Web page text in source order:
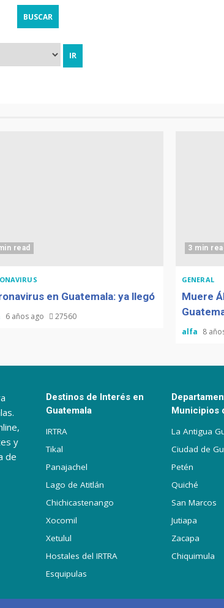
read
en Guatemala: ya llegó
6 años ago 27560
3 min
GENERAL
Muere
alfa 8
y
de
Destinos de Interés en
Guatemala
IRTRA
Tikal
Panajachel
Lago de Atitlán
Chichicastenango
Xocomil
Xetulul
Hostales del IRTRA
Esquipulas
Municipios
La Antigua
Ciudad de
Petén
Quiché
San Marcos
Jutiapa
Zacapa
Chiquimula